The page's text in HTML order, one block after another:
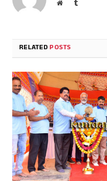
WebsiteTumblr
RELATEDPOSTS